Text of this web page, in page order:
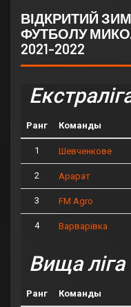
ВІДКРИТИЙ
ФУТБОЛУ
2021-2022
Ранг Команды
1 Шевченкове
2 Арарат
3 FM Agro
4 Варварівка
Вища ліга
Ранг Команды